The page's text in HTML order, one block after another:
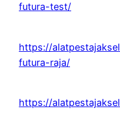
futura-test/
https://
futura-raja/
https://